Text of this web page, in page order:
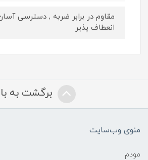
مقاوم در برابر ضربه , دسترسی
انعطاف پذیر
برگشت به
منوی وب‌سایت
مودم